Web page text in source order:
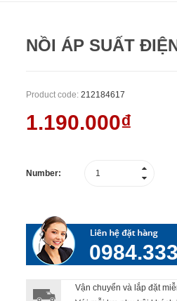
NỒI ÁP SUẤT
Product code: 212184617
1.190.000₫
Number:
Vận chuyển và lắp đặt